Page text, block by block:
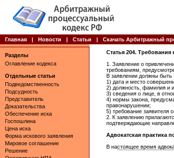
Главная | Новости | Статьи | Скачать Арбитражный
Разделы
Оглавление кодекса
Отдельные статьи
Подведомственность
Подсудность
Представитель
Доказательства
Обеспечение иска
Госпошлина
Цена иска
Форма искового заявления
Мировое соглашение
Решение
Статья 204. Требования
1. Заявление о
требованиям,
В заявлении должны быть
1) дата и место
2) должность, фамилия и
3) сведения о лице, в
4) нормы закона,
правонарушении;
5) требование заявителя
2. К заявлению
подтверждающие
Адвокатская практика
В настоящее время